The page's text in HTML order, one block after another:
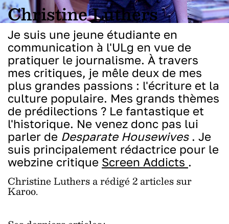
Christine Luthers
Je suis une jeune étudiante en
communication à l'ULg en vue de
pratiquer le journalisme. À travers
mes critiques, je mêle deux de mes
plus grandes passions : l'écriture et la
culture populaire. Mes grands thèmes
de prédilections ? Le fantastique et
l'historique. Ne venez donc pas lui
parler de Desparate Housewives . Je
suis principalement rédactrice pour le
webzine critique Screen Addicts .
Christine Luthers a rédigé 2 articles sur
Karoo.